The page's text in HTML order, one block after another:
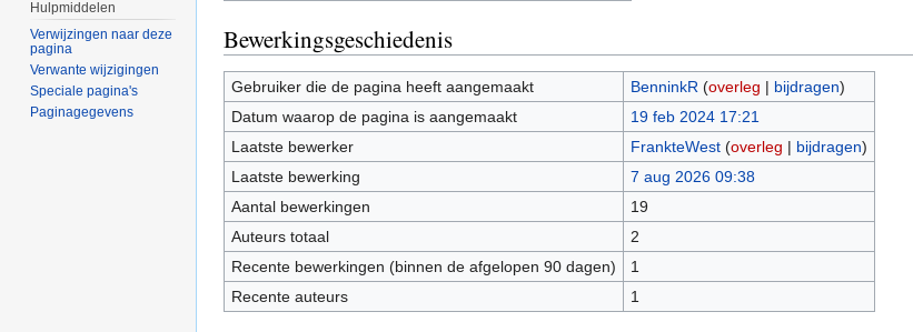
Bewerkingsgeschiedenis
Gebruiker die de pagina heeft aangemaakt BenninkR (overleg | bijdragen)
Datum waarop de pagina is aangemaakt
19 feb 2024 17:21
Laatste bewerker
FrankteWest (overleg | bijdragen)
Laatste bewerking
7 aug 2026 09:38
Aantal bewerkingen
19
Auteurs totaal
2
Recente bewerkingen (binnen de afgelopen 90 dagen)
1
Recente auteurs
1
Hulpmiddelen
Verwijzingen naar deze
pagina
Verwante wijzigingen
Speciale pagina's
Paginagegevens